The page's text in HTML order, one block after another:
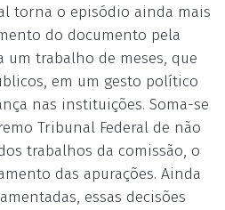
torna o episódio ainda mais
do documento pela
um trabalho de meses, que
em um gesto político
nas instituições. Soma-se
Tribunal Federal de não
trabalhos da comissão, o
das apurações. Ainda
essas decisões